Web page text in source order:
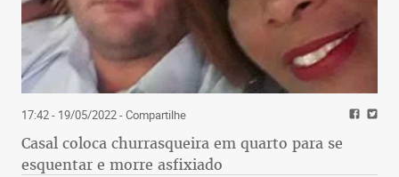
17:42 - 19/05/2022- Compartilhe
Casal coloca churrasqueira em quarto para se
esquentar e morre asfixiado